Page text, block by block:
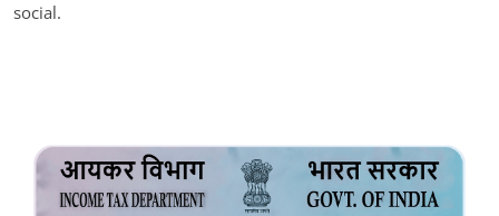
social.